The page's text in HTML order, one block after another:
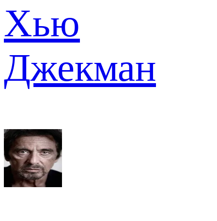
Хью
Джекман